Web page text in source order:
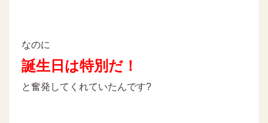
なのに
誕生日は特別だ！
と奮発してくれていたんです?